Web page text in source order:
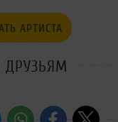
АРТИСТА
ДРУЗЬЯМ